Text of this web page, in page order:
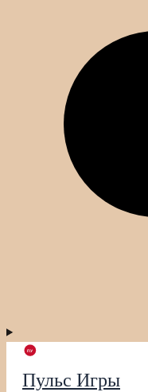
Пульс Игры